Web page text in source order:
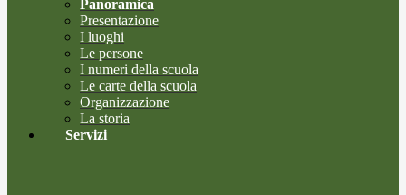
Panoramica
Presentazione
I luoghi
Le persone
I numeri della scuola
Le carte della scuola
Organizzazione
La storia
Servizi